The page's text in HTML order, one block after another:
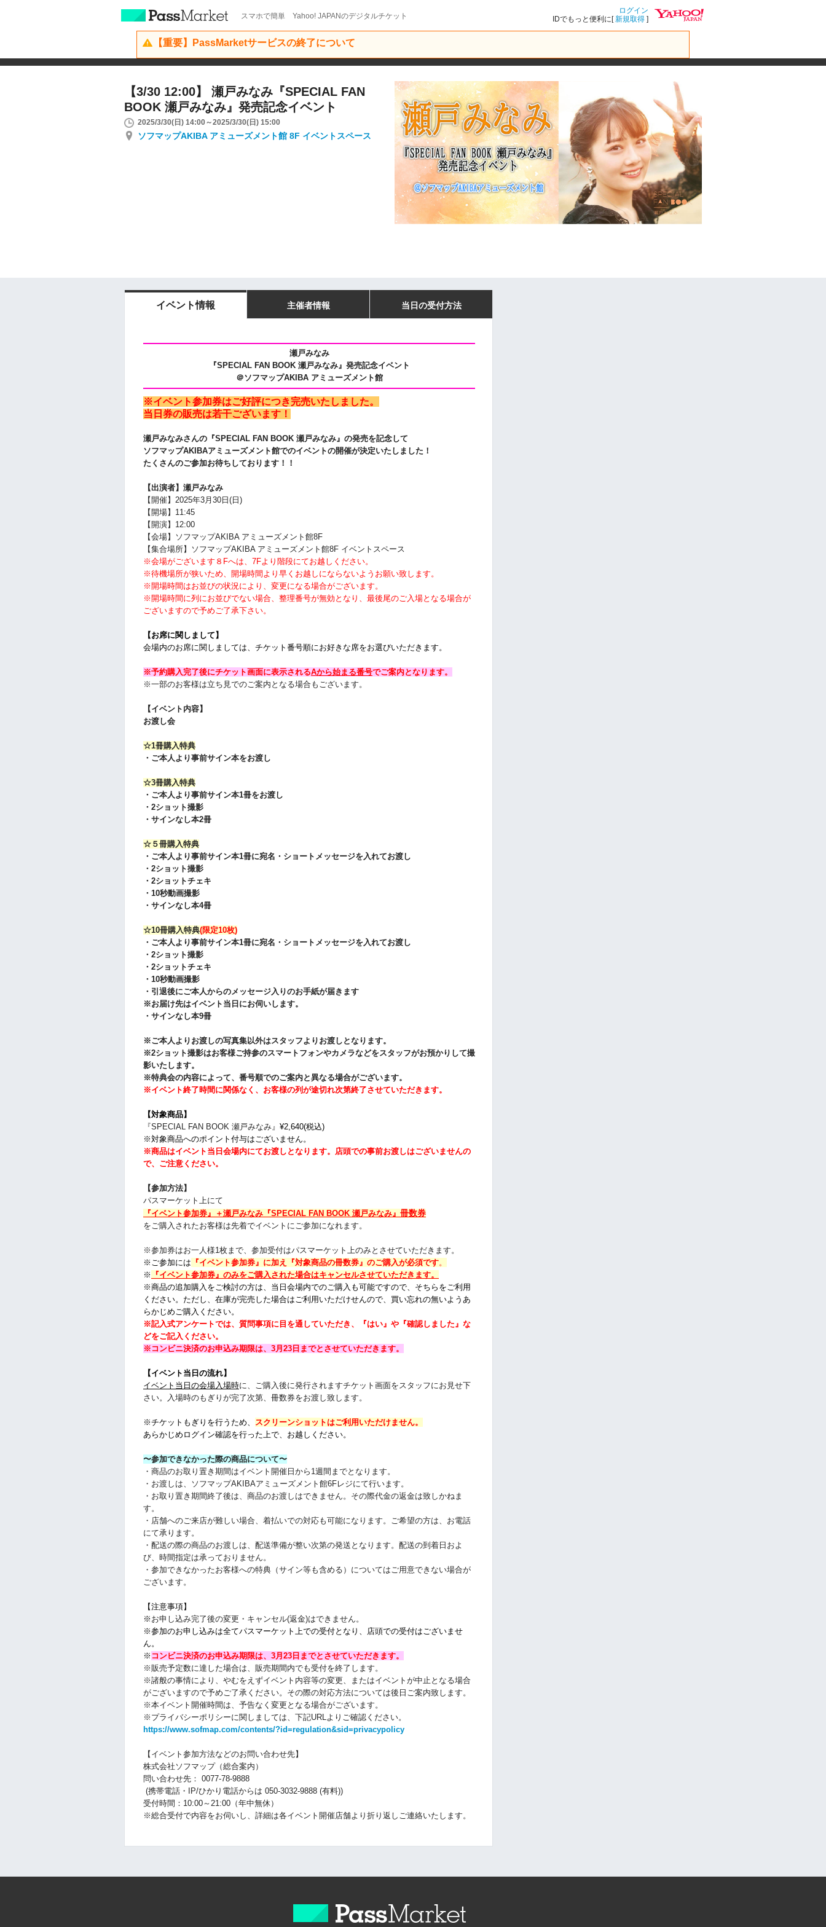
スマホで簡単 Yahoo! JAPANのデジタルチケット
ログイン
IDでもっと便利に[新規取得 ]
【重要】PassMarketサービスの終了について
【3/30 12:00】 瀬戸みなみ『SPECIAL FAN
BOOK 瀬戸みなみ』発売記念イベント
2025/3/30(日) 14:00～2025/3/30(日) 15:00
ソフマップAKIBA アミューズメント館 8F イベントスペース
イベント情報 主催者情報 当日の受付方法
瀬戸みなみ
『SPECIAL FAN BOOK 瀬戸みなみ』発売記念イベント
＠ソフマップAKIBA アミューズメント館
※イベント参加券はご好評につき完売いたしました。
当日券の販売は若干ございます！
瀬戸みなみさんの 『SPECIAL FAN BOOK 瀬戸みなみ』 の発売を記念して
ソフマップAKIBAアミューズメント館でのイベントの開催が決定いたしました！
たくさんのご参加お待ちしております！！
【出演者】 瀬戸みなみ
【開催】2025年3月30日(日)
【開場】11:45
【開演】12:00
【会場】ソフマップAKIBA アミューズメント館8F
【集合場所】ソフマップAKIBA アミューズメント館8F イベントスペース
※会場がございます８Fへは、7Fより階段にてお越しください。
※待機場所が狭いため、開場時間より早くお越しにならないようお願い致します。
※開場時間はお並びの状況により、変更になる場合がございます。
※開場時間に列にお並びでない場合、整理番号が無効となり、最後尾のご入場となる場合が
ございますので予めご了承下さい。
【お席に関しまして】
会場内のお席に関しましては、チケット番号順にお好きな席をお選びいただきます。
※予約購入完了後にチケット画面に表示されるAから始まる番号でご案内となります。
※一部のお客様は立ち見でのご案内となる場合もございます。
【イベント内容】
お渡し会
☆1冊購入特典
・ご本人より事前サイン本をお渡し
☆3冊購入特典
・ご本人より事前サイン本1冊をお渡し
・2ショット撮影
・サインなし本2冊
☆５冊購入特典
・ご本人より事前サイン本1冊に宛名・ショートメッセージを入れてお渡し
・2ショット撮影
・2ショットチェキ
・10秒動画撮影
・サインなし本4冊
☆10冊購入特典(限定10枚)
・ご本人より事前サイン本1冊に宛名・ショートメッセージを入れてお渡し
・2ショット撮影
・2ショットチェキ
・10秒動画撮影
・引退後にご本人からのメッセージ入りのお手紙が届きます
※お届け先はイベント当日にお伺いします。
・サインなし本9冊
※ご本人よりお渡しの写真集以外はスタッフよりお渡しとなります。
※2ショット撮影はお客様ご持参のスマートフォンやカメラなどをスタッフがお預かりして撮
影いたします。
※特典会の内容によって、番号順でのご案内と異なる場合がございます。
※イベント終了時間に関係なく、お客様の列が途切れ次第終了させていただきます。
【対象商品】
『SPECIAL FAN BOOK 瀬戸みなみ』 ¥2,640(税込)
※対象商品へのポイント付与はございません。
※商品はイベント当日会場内にてお渡しとなります。 店頭での事前お渡しはございませんの
で、ご注意ください。
【参加方法】
パスマーケット上にて
『イベント参加券』＋瀬戸みなみ『SPECIAL FAN BOOK 瀬戸みなみ』 冊数券
をご購入されたお客様は先着でイベントにご参加になれます。
※参加券はお一人様1枚まで、参加受付はパスマーケット上のみとさせていただきます。
※ご参加には 『イベント参加券』に加え『対象商品の冊数券』のご購入が必須です。
※
『イベント参加券』のみをご購入された場合はキャンセルさせていただきます。
※商品の追加購入をご検討の方は、当日会場内でのご購入も可能ですので、そちらをご利用
ください。ただし、在庫が完売した場合はご利用いただけせんので、買い忘れの無いようあ
らかじめご購入ください。
※記入式アンケートでは、質問事項に目を通していただき、『はい』や『確認しました』な
どをご記入ください。
※コンビニ決済のお申込み期限は、3月23日までとさせていただきます。
【イベント当日の流れ】
イベント当日の会場入場時に、 ご購入後に発行されますチケット画面をスタッフにお見せ下
さい。
入場時のもぎりが完了次第、冊数券をお渡し致します。
※チケットもぎりを行うため、 スクリーンショットはご利用いただけません。
あらかじめログイン確認を行った上で、お越しください。
〜参加できなかった際の商品について〜
・商品のお取り置き期間はイベント開催日から1週間までとなります。
・お渡しは、ソフマップAKIBAアミューズメント館6Fレジにて行います。
・お取り置き期間終了後は、商品のお渡しはできません。その際代金の返金は致しかねま
す。
・店舗へのご来店が難しい場合、着払いでの対応も可能になります。ご希望の方は、お電話
にて承ります。
・配送の際の商品のお渡しは、配送準備が整い次第の発送となります。配送の到着日およ
び、時間指定は承っておりません。
・参加できなかったお客様への特典（サイン等も含める）についてはご用意できない場合が
ございます。
【注意事項】
※ お申し込み完了後の変更・キャンセル(返金)はできません。
※参加のお申し込みは全てパスマーケット上での受付となり、店頭での受付はございませ
ん。
※ コンビニ決済のお申込み期限は、3月23 日までとさせていただきます。
※販売予定数に達した場合は、販売期間内でも受付を終了します。
※諸般の事情により、やむをえずイベント内容等の変更、またはイベントが中止となる場合
がございますので予めご了承ください。その際の対応方法については後日ご案内致します。
※本イベント開催時間は、予告なく変更となる場合がございます。
※プライバシーポリシーに関しましては、下記URLよりご確認ください。
https://www.sofmap.com/contents/?id=regulation&sid=privacypolicy
【イベント参加方法などのお問い合わせ先】
株式会社ソフマップ（総合案内）
問い合わせ先： 0077-78-9888
(携帯電話・IP/ひかり電話からは 050-3032-9888 (有料))
受付時間：10:00～21:00（年中無休）
※総合受付で内容をお伺いし、詳細は各イベント開催店舗より折り返しご連絡いたします。